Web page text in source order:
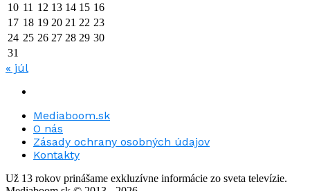
10 11 12 13 14 15 16
17 18 19 20 21 22 23
24 25 26 27 28 29 30
31
« júl
Mediaboom.sk
O nás
Zásady ochrany osobných údajov
Kontakty
Už 13 rokov prinášame exkluzívne informácie zo sveta televízie.